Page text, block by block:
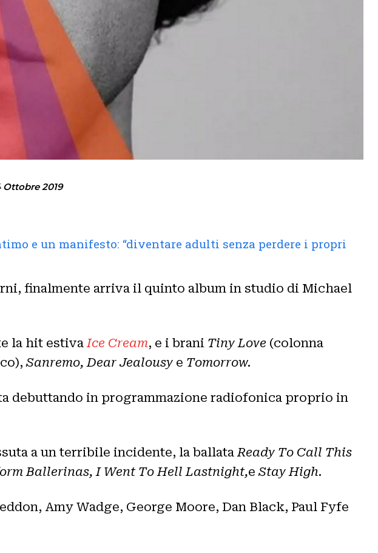
Ottobre 2019
e un manifesto: “diventare adulti senza perdere i propri
finalmente arriva il quinto album in studio di Michael
la hit estivaIce Cream, e i brani Tiny Love (colonna
Sanremo, Dear Jealousy e Tomorrow.
debuttando in programmazione radiofonica proprio in
a un terribile incidente, la ballataReady To Call This
Ballerinas, I Went To Hell Lastnight,e Stay High.
Amy Wadge, George Moore, Dan Black, Paul Fyfe